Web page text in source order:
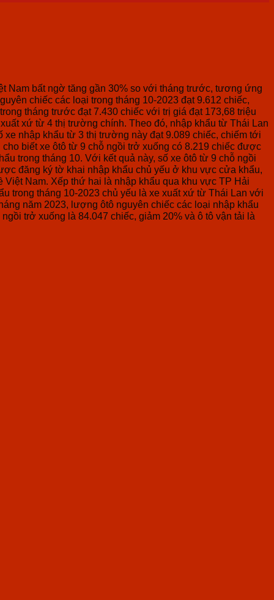
Nam bất ngờ tăng gần 30% so với tháng trước, tương ứng
chiếc các loại trong tháng 10-2023 đạt 9.612 chiếc,
tháng trước đạt 7.430 chiếc với trị giá đạt 173,68 triệu
xứ từ 4 thị trường chính. Theo đó, nhập khẩu từ Thái Lan
nhập khẩu từ 3 thị trường này đạt 9.089 chiếc, chiếm tới
biết xe ôtô từ 9 chỗ ngồi trở xuống có 8.219 chiếc được
trong tháng 10. Với kết quả này, số xe ôtô từ 9 chỗ ngồi
đăng ký tờ khai nhập khẩu chủ yếu ở khu vực cửa khẩu,
Nam. Xếp thứ hai là nhập khẩu qua khu vực TP Hải
trong tháng 10-2023 chủ yếu là xe xuất xứ từ Thái Lan với
năm 2023, lượng ôtô nguyên chiếc các loại nhập khẩu
trở xuống là 84.047 chiếc, giảm 20% và ô tô vận tải là